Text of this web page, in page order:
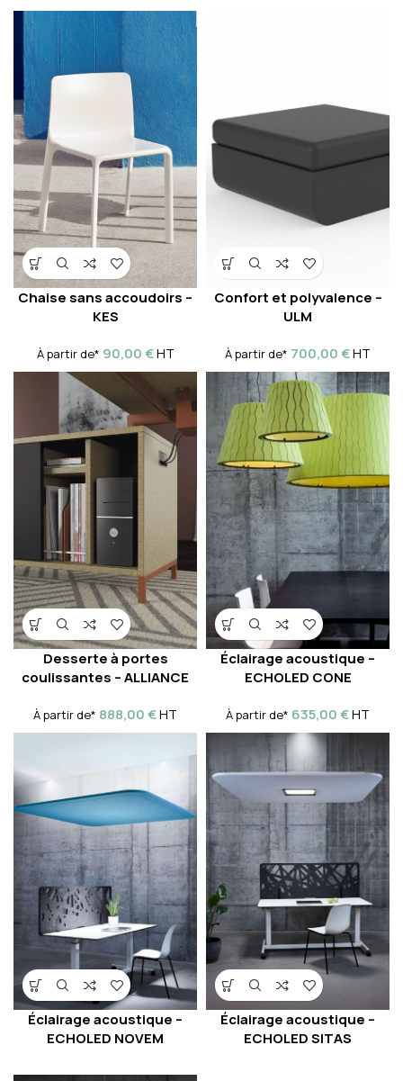
Chaise sans accoudoirs –
KES
À partir de* 90,00€HT
Confort et polyvalence –
ULM
À partir de* 700,00€HT
Desserte à portes
coulissantes – ALLIANCE
À partir de* 888,00€HT
Éclairage acoustique –
ECHOLED CONE
À partir de* 635,00€HT
Éclairage acoustique –
ECHOLED NOVEM
Éclairage acoustique –
ECHOLED SITAS